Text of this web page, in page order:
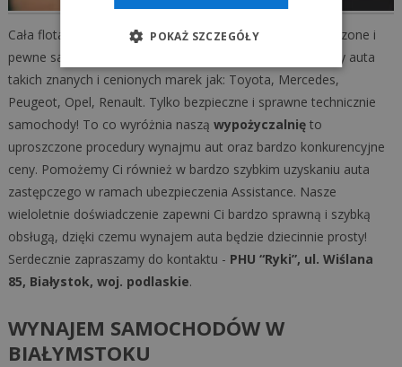
Cała flota aut naszejautowypożyczalnito tylko sprawdzone i
pewne samochody. W naszej ofercie wynajmu posiadamy auta
takich znanych i cenionych marek jak: Toyota, Mercedes,
Peugeot, Opel, Renault. Tylko bezpieczne i sprawne technicznie
samochody! To co wyróżnia naszą wypożyczalnięto
uproszczone procedury wynajmu aut oraz bardzo konkurencyjne
ceny. Pomożemy Ci również w bardzo szybkim uzyskaniu auta
zastępczego w ramach ubezpieczenia Assistance. Nasze
wieloletnie doświadczenie zapewni Ci bardzo sprawną i szybką
obsługą, dzięki czemu wynajem auta będzie dziecinnie prosty!
Serdecznie zapraszamy do kontaktu - PHU “Ryki”, ul. Wiślana
85, Białystok, woj. podlaskie.
WYNAJEM SAMOCHODÓW W
BIAŁYMSTOKU
POKAŻ SZCZEGÓŁY